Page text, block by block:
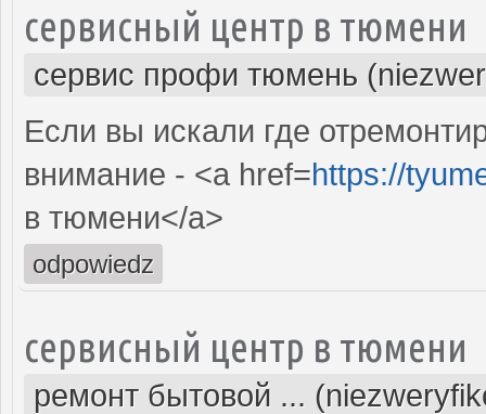
сервисный центр в тюмени
сервис профи тюмень
Если вы искали где
внимание - <a href=https://
в тюмени</a>
odpowiedz
сервисный центр в тюмени
ремонт бытовой ...